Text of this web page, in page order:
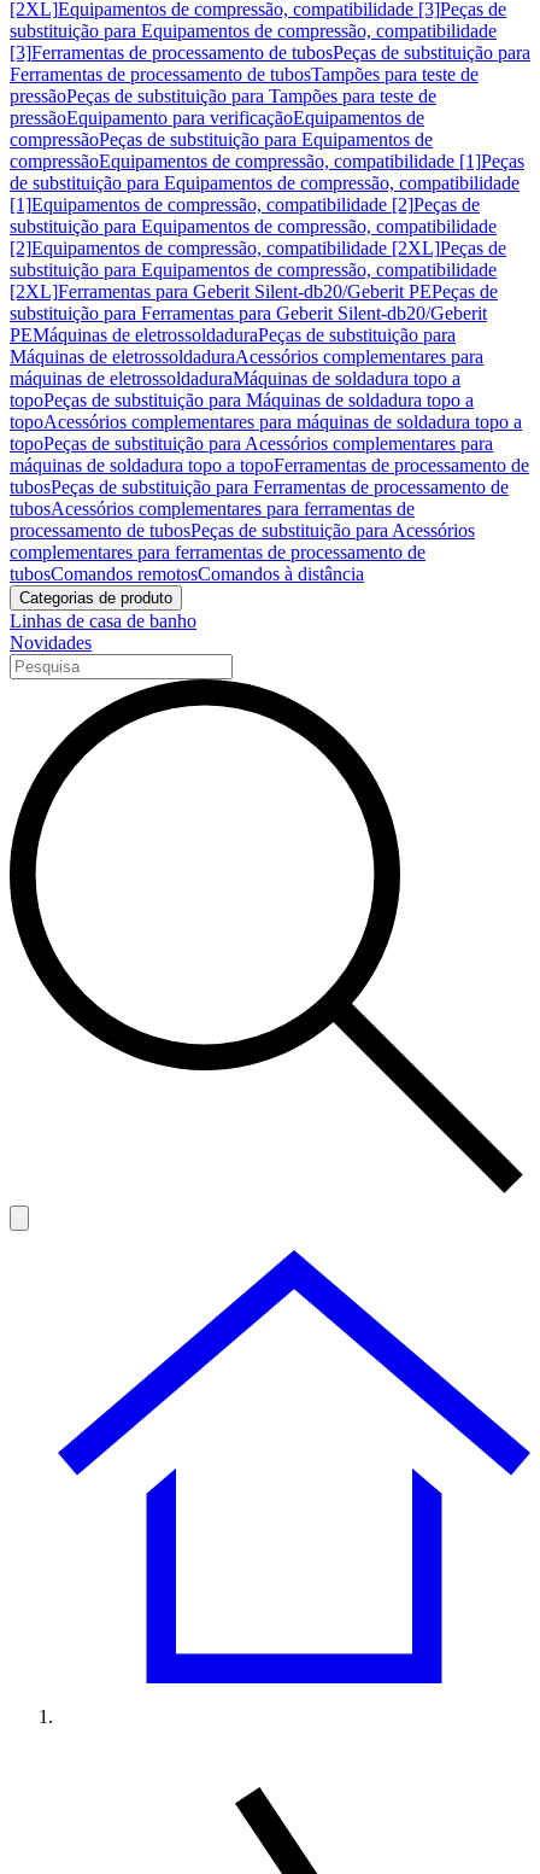
[2XL]Equipamentos de compressão, compatibilidade [3]Peças de
substituição para Equipamentos de compressão, compatibilidade
[3]Ferramentas de processamento de tubosPeças de substituição para
Ferramentas de processamento de tubosTampões para teste de
pressãoPeças de substituição para Tampões para teste de
pressãoEquipamento para verificaçãoEquipamentos de
compressãoPeças de substituição para Equipamentos de
compressãoEquipamentos de compressão, compatibilidade [1]Peças
de substituição para Equipamentos de compressão, compatibilidade
[1]Equipamentos de compressão, compatibilidade [2]Peças de
substituição para Equipamentos de compressão, compatibilidade
[2]Equipamentos de compressão, compatibilidade [2XL]Peças de
substituição para Equipamentos de compressão, compatibilidade
[2XL]Ferramentas para Geberit Silent-db20/Geberit PEPeças de
substituição para Ferramentas para Geberit Silent-db20/Geberit
PEMáquinas de eletrossoldaduraPeças de substituição para
Máquinas de eletrossoldaduraAcessórios complementares para
máquinas de eletrossoldaduraMáquinas de soldadura topo a
topoPeças de substituição para Máquinas de soldadura topo a
topoAcessórios complementares para máquinas de soldadura topo a
topoPeças de substituição para Acessórios complementares para
máquinas de soldadura topo a topoFerramentas de processamento de
tubosPeças de substituição para Ferramentas de processamento de
tubosAcessórios complementares para ferramentas de
processamento de tubosPeças de substituição para Acessórios
complementares para ferramentas de processamento de
tubosComandos remotosComandos à distância
Categorias de produto
Linhas de casa de banho
Novidades